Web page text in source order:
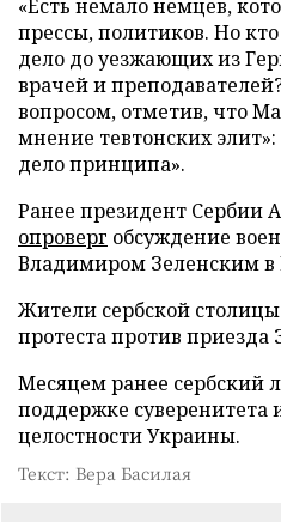
«Есть немало немцев,
прессы, политиков. Но
дело до уезжающих из
врачей и
вопросом, отметив, что
мнение тевтонских
дело принципа».
Ранее президент Сербии
опроверг обсуждение
Владимиром Зеленским в
Жители сербской столицы
протеста против приезда
Месяцем ранее сербский
поддержке суверенитета
целостности Украины.
Текст: Вера Басилая